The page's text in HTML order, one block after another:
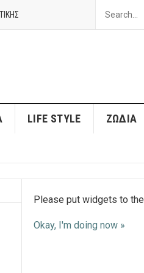
LIFE STYLE ΖΏΔΙΑ
Please put widgets to the
Okay, I'm doing now »